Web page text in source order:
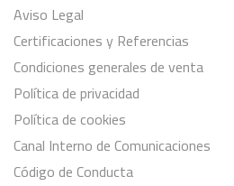
Aviso Legal
Certificaciones y Referencias
Condiciones generales de venta
Política de privacidad
Política de cookies
Canal Interno de Comunicaciones
Código de Conducta